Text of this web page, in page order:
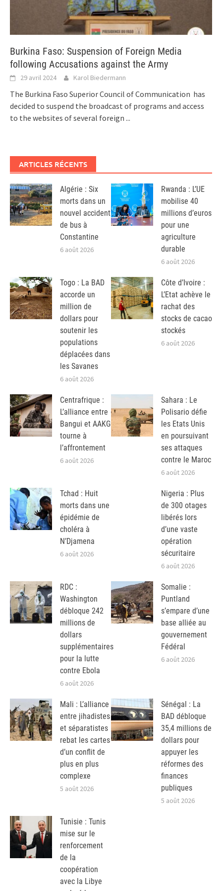
Burkina Faso: Suspension of Foreign Media
following Accusations against the Army
29 avril 2024 Karol Biedermann
The Burkina Faso Superior Council of Communication has
decided to suspend the broadcast of programs and access
to the websites of several foreign ...
ARTICLES RÉCENTS
Algérie : Six
morts dans un
nouvel accident
de bus à
Constantine
6 août 2026
Rwanda : L’UE
mobilise 40
millions d’euros
pour une
agriculture
durable
6 août 2026
Togo : La BAD
accorde un
million de
dollars pour
soutenir les
populations
déplacées dans
les Savanes
6 août 2026
Côte d’Ivoire :
L’Etat achève le
rachat des
stocks de cacao
stockés
6 août 2026
Centrafrique :
L’alliance entre
Bangui et AAKG
tourne à
l’affrontement
6 août 2026
Sahara : Le
Polisario défie
les Etats Unis
en poursuivant
ses attaques
contre le Maroc
6 août 2026
Tchad : Huit
morts dans une
épidémie de
choléra à
N’Djamena
6 août 2026
Nigeria : Plus
de 300 otages
libérés lors
d’une vaste
opération
sécuritaire
6 août 2026
RDC :
Washington
débloque 242
millions de
dollars
supplémentaires
pour la lutte
contre Ebola
6 août 2026
Somalie :
Puntland
s’empare d’une
base alliée au
gouvernement
Fédéral
6 août 2026
Mali : L’alliance
entre jihadistes
et séparatistes
rebat les cartes
d’un conflit de
plus en plus
complexe
5 août 2026
Sénégal : La
BAD débloque
35,4 millions de
dollars pour
appuyer les
réformes des
finances
publiques
5 août 2026
Tunisie : Tunis
mise sur le
renforcement
de la
coopération
avec la Libye